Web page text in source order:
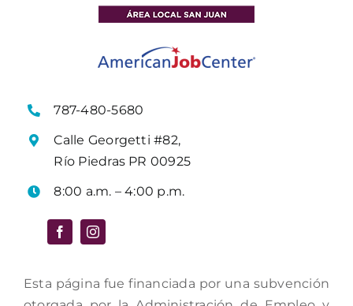
787-480-5680
Calle Georgetti #82,
Río Piedras PR 00925
8:00 a.m. – 4:00 p.m.
Esta página fue financiada por una subvención